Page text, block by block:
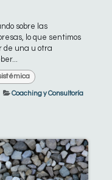
sobre las
lo que sentimos
de una u otra
Coaching y Consultoría